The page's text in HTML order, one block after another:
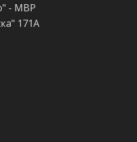
- МВР
171А